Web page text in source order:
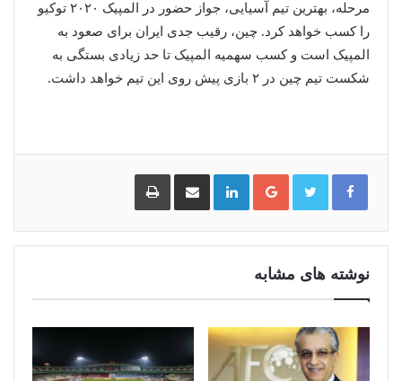
مرحله، بهترین تیم آسیایی، جواز حضور در المپیک ۲۰۲۰ توکیو
را کسب خواهد کرد. چین، رقیب جدی ایران برای صعود به
المپیک است و کسب سهمیه المپیک تا حد زیادی بستگی به
شکست تیم چین در ۲ بازی پیش روی این تیم خواهد داشت.
گوگل
پلاس
لینکدین اشتراک
گذاری
ایمیل
چاپ
نوشته های مشابه